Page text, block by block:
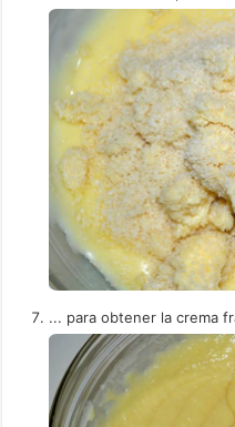
... para obtener la crema